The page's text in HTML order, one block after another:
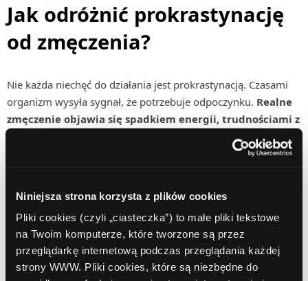
Niniejsza strona korzysta z plików cookies
Pliki cookies (czyli „ciasteczka”) to małe pliki tekstowe
na Twoim komputerze, które tworzone są przez
przeglądarkę internetową podczas przeglądania każdej
strony WWW. Pliki cookies, które są niezbędne do
Jak odróżnić prokrastynację
od zmęczenia?
Nie każda niechęć do działania jest prokrastynacją. Czasami
organizm wysyła sygnał, że potrzebuje odpoczynku. Realne
zmęczenie objawia się spadkiem energii, trudnościami z
koncentracją i brakiem regeneracji nawet po przerwie.
napięcie i poczucie winy.Zamiast faktycznie odpoczywać,
regeneracji.Umiejętność rozróżnienia tych dwóch stanów
jest kluczowa, ponieważ ignorowanie zmęczenia prowadzi do
wypalenia, a ignorowanie prokrastynacji do długotrwałej
stagnacji.